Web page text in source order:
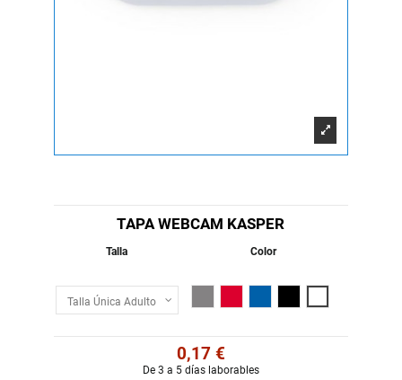
TAPA WEBCAM KASPER
Talla Color
0,17 €
De 3 a 5 días laborables